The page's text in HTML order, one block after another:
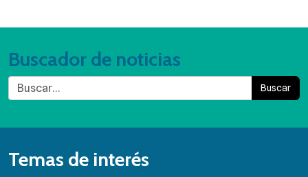
Buscador de noticias
Buscar
Temas de interés